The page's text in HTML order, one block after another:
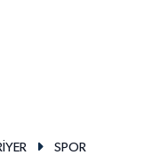
SPOR